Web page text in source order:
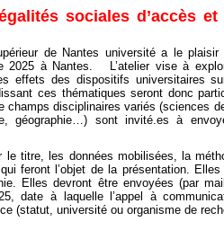
sociales d’accès
de Nantes université a le
2025 à Nantes. L’atelier vise à
effets des dispositifs universitaires
ces thématiques seront donc
disciplinaires variés (sciences
géographie…) sont invité.es à
titre, les données mobilisées, la
feront l’objet de la présentation.
Elles devront être envoyées (par
date à laquelle l’appel à
(statut, université ou organisme de